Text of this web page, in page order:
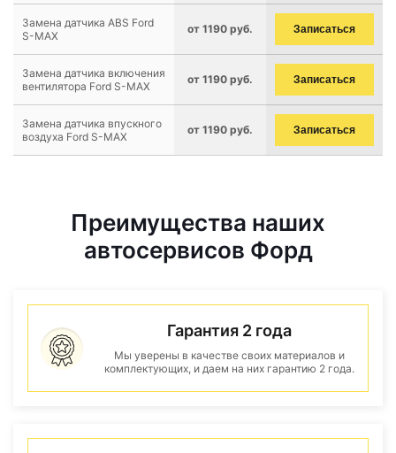
Замена датчика ABS Ford
S-MAX
от 1190 руб. Записаться
Замена датчика включения
вентилятора Ford S-MAX
от 1190 руб. Записаться
Замена датчика впускного
воздуха Ford S-MAX
от 1190 руб. Записаться
Преимущества наших
автосервисов Форд
Гарантия 2 года
Мы уверены в качестве своих материалов и
комплектующих, и даем на них гарантию 2 года.